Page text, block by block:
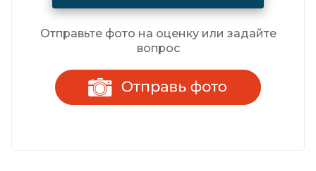
Отправьте фото на оценку или задайте
вопрос